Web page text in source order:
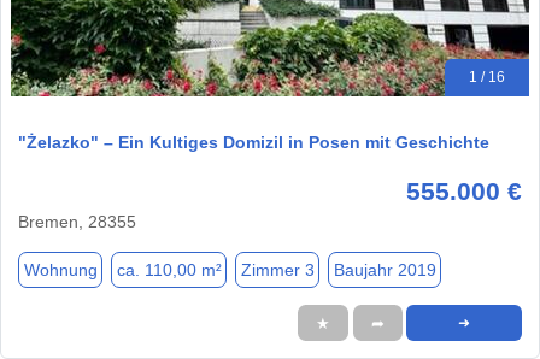
1 / 16
"Żelazko" – Ein Kultiges Domizil in Posen mit Geschichte
555.000 €
Bremen, 28355
Wohnung ca. 110,00 m² Zimmer 3 Baujahr 2019
★ ➦ ➜